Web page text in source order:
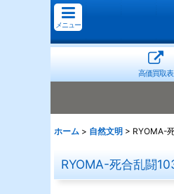
メニュー
高価買取表
ホーム > 自然文明 > RYOMA-
RYOMA-死合乱闘